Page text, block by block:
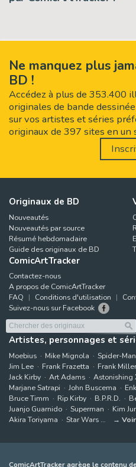
Ne manquez plus
BD !
Accédez à plus de 353.400
originales de bande
sur vos artistes et séries
originaux de 397 sites en un
Originaux de BD
Nouveautés
Nouveautés par source
Résumé hebdomadaire
Guide des originaux de BD
ComicArtTracker
Contactez-nous
A propos de ComicArtTracker
FAQ
Conditions d'utilisation
Suivez-nous sur Facebook
Artistes, personnages et
Moebius Mike Mignola Spider-Man
Jim Lee
Frank Frazetta Frank Miller
Jack Kirby
Art Adams Astonishing
Marjane Satrapi
John Buscema
Bruce Timm
Rip Kirby B.P.R.D.
Juanjo Guarnido
Superman Kim
Akira Toriyama
Star Wars
ComicArtTracker agrège le contenu